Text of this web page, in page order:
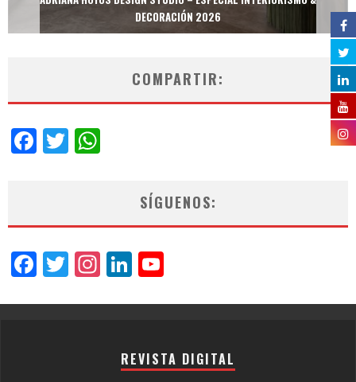
DECORACIÓN 2026
COMPARTIR:
Facebook
Twitter
SÍGUENOS:
Facebook
Twitter
Instagram
LinkedIn
REVISTA DIGITAL